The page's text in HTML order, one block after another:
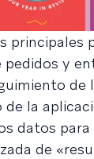
principales
y
de
la
datos para
de